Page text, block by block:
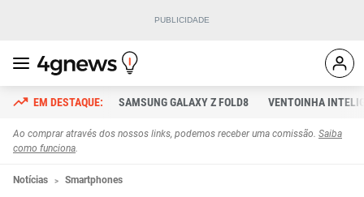
SAMSUNG GALAXY Z FOLD8 VENTOINHA
Ao comprar através dos nossos links, podemos receber uma comissão. Saiba
como funciona.
Notícias Smartphones